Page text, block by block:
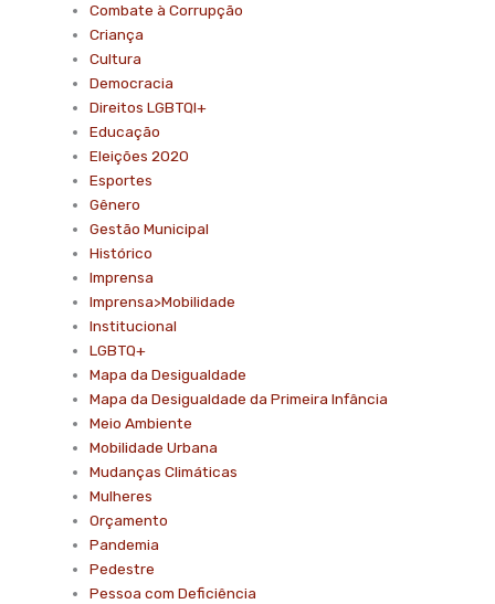
Combate à Corrupção
Criança
Cultura
Democracia
Direitos LGBTQI+
Educação
Eleições 2020
Esportes
Gênero
Gestão Municipal
Histórico
Imprensa
Imprensa>Mobilidade
Institucional
LGBTQ+
Mapa da Desigualdade
Mapa da Desigualdade da Primeira Infância
Meio Ambiente
Mobilidade Urbana
Mudanças Climáticas
Mulheres
Orçamento
Pandemia
Pedestre
Pessoa com Deficiência